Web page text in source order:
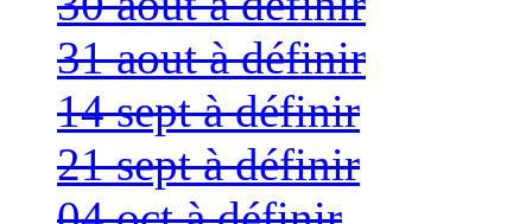
31 aout à définir
14 sept à définir
21 sept à définir